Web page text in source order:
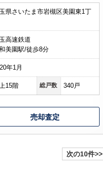
県さいたま市岩槻区美園東1丁
高速鉄道
美園駅/徒歩8分
年1月
15階 総戸数 340戸
売却査定
次の10件>>